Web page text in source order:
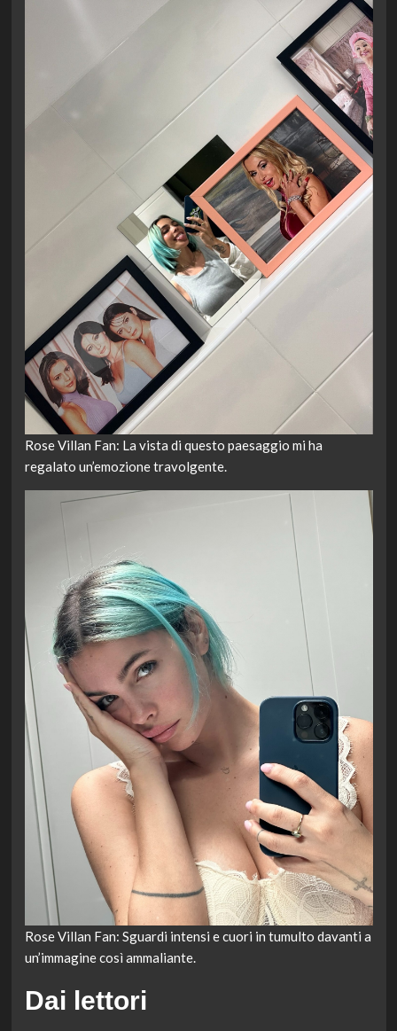
Rose Villan Fan: La vista di questo paesaggio mi ha
regalato un’emozione travolgente.
Rose Villan Fan: Sguardi intensi e cuori in tumulto davanti a
un’immagine così ammaliante.
Dai lettori